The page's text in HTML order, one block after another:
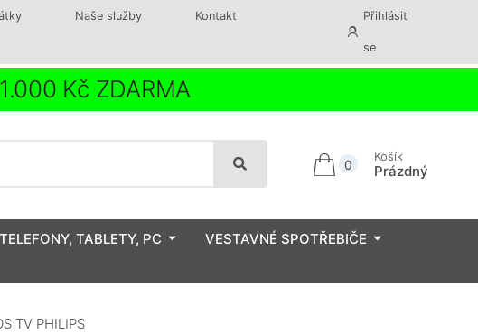
Naše služby Kontakt Přihlásit
se
Kč ZDARMA
0
Košík
Prázdný
TELEFONY, TABLETY, PC
VESTAVNÉ SPOTŘEBIČE
TV PHILIPS